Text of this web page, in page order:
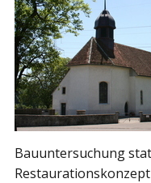
Bauuntersuchung